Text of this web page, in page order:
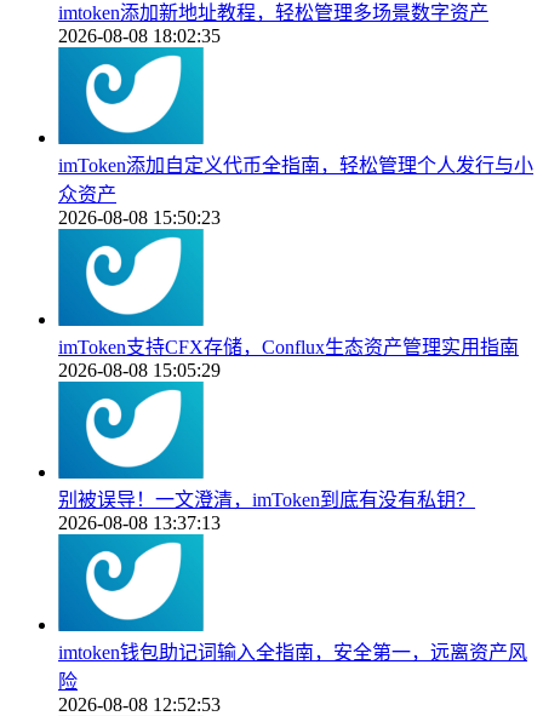
imtoken添加新地址教程，轻松管理多场景数字资产
2026-08-08 18:02:35
imToken添加自定义代币全指南，轻松管理个人发行与小
众资产
2026-08-08 15:50:23
imToken支持CFX存储，Conflux生态资产管理实用指南
2026-08-08 15:05:29
别被误导！一文澄清，imToken到底有没有私钥？
2026-08-08 13:37:13
imtoken钱包助记词输入全指南，安全第一，远离资产风
险
2026-08-08 12:52:53